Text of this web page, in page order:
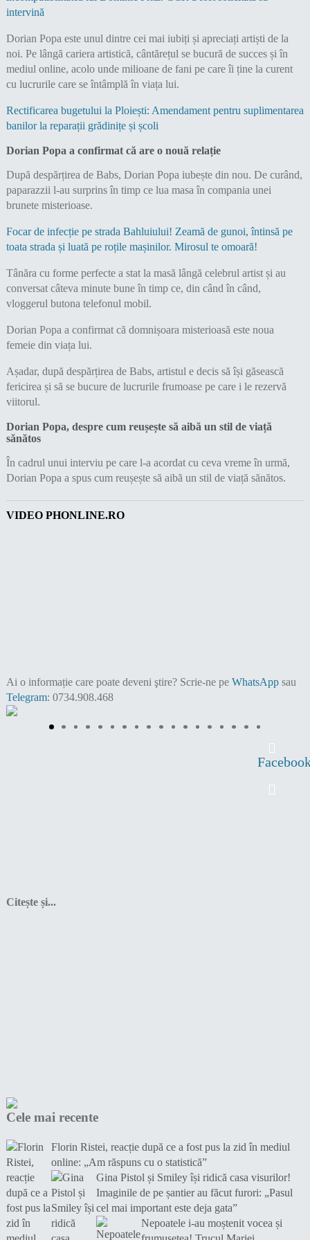
intervină
Dorian Popa este unul dintre cei mai iubiți și apreciați artiști de la
noi. Pe lângă cariera artistică, cântărețul se bucură de succes și în
mediul online, acolo unde milioane de fani pe care îi ține la curent
cu lucrurile care se întâmplă în viața lui.
Rectificarea bugetului la Ploiești: Amendament pentru suplimentarea
banilor la reparații grădinițe și școli
Dorian Popa a confirmat că are o nouă relație
După despărțirea de Babs, Dorian Popa iubește din nou. De curând,
paparazzii l-au surprins în timp ce lua masa în compania unei
brunete misterioase.
Focar de infecție pe strada Bahluiului! Zeamă de gunoi, întinsă pe
toata strada și luată pe roțile mașinilor. Mirosul te omoară!
Tânăra cu forme perfecte a stat la masă lângă celebrul artist și au
conversat câteva minute bune în timp ce, din când în când,
vloggerul butona telefonul mobil.
Dorian Popa a confirmat că domnișoara misterioasă este noua
femeie din viața lui.
Așadar, după despărțirea de Babs, artistul e decis să își găsească
fericirea și să se bucure de lucrurile frumoase pe care i le rezervă
viitorul.
Dorian Popa, despre cum reușește să aibă un stil de viață
sănătos
În cadrul unui interviu pe care l-a acordat cu ceva vreme în urmă,
Dorian Popa a spus cum reușește să aibă un stil de viață sănătos.
VIDEO PHONLINE.RO
Ai o informație care poate deveni ştire? Scrie-ne pe WhatsAppsau
Telegram: 0734.908.468
Citește și...
Cele mai recente
Florin Ristei, reacție după ce a fost pus la zid în mediul
online: „Am răspuns cu o statistică”
Gina Pistol și Smiley își ridică casa visurilor!
Imaginile de pe șantier au făcut furori: „Pasul
cel mai important este deja gata”
Nepoatele i-au moștenit vocea și